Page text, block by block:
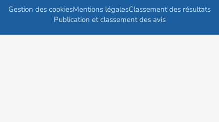
Gestion des cookiesMentions légalesClassement des résultats
Publication et classement des avis